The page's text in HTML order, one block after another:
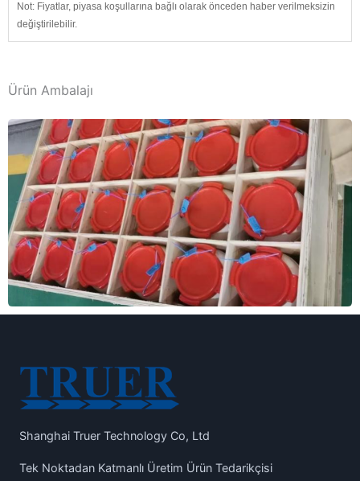
Not: Fiyatlar, piyasa koşullarına bağlı olarak önceden haber verilmeksizin
değiştirilebilir.
Ürün Ambalajı
Shanghai Truer Technology Co, Ltd
Tek Noktadan Katmanlı Üretim Ürün Tedarikçisi